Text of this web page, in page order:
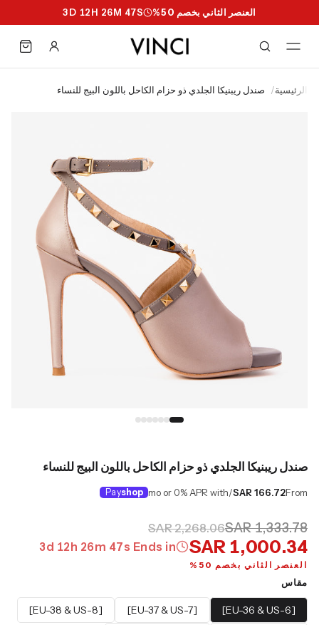
العنصر الثاني بخصم 50% 3D 12H 26M 46S
الرئيسية/ صندل ريبنيكا الجلدي ذو حزام الكاحل باللون البيج للنساء
صندل ريبنيكا الجلدي ذو حزام الكاحل باللون البيج للنساء
From
SAR 166.72
/mo or 0% APR with
shop
Pay
SAR 1,333.78
SAR 2,268.06
SAR 1,000.34
Ends in
3d 12h 26m 46s
العنصر الثاني بخصم 50%
مقاس
[EU-36 & US-6]
[EU-37 & US-7]
[EU-38 & US-8]